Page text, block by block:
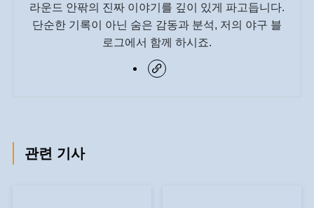
라운드 안팎의 진짜 이야기를 깊이 있게 파고듭니다.
단순한 기록이 아닌 숨은 감동과 분석, 저의 야구 블
로그에서 함께 하시죠.
관련 기사